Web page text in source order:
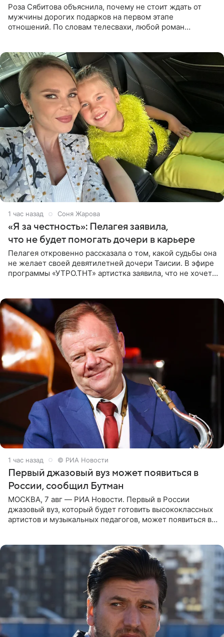
Роза Сябитова объяснила, почему не стоит ждать от
мужчины дорогих подарков на первом этапе
отношений. По словам телесвахи, любой роман
1 час назад Соня Жарова
«Я за честность»: Пелагея заявила,
что не будет помогать дочери в карьере
Пелагея откровенно рассказала о том, какой судьбы она
не желает своей девятилетней дочери Таисии. В эфире
программы «УТРО.ТНТ» артистка заявила, что не хочет
1 час назад © РИА Новости
Первый джазовый вуз может появиться в
России, сообщил Бутман
МОСКВА, 7 авг — РИА Новости. Первый в России
джазовый вуз, который будет готовить высококлассных
артистов и музыкальных педагогов, может появиться в